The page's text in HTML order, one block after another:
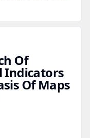
Of
Indicators
Of Maps